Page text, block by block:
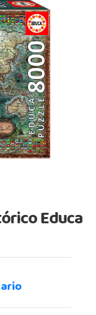
Educa